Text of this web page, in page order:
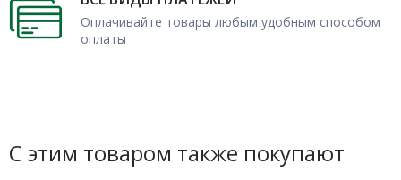
Оплачивайте товары любым удобным способом
оплаты
С этим товаром также покупают